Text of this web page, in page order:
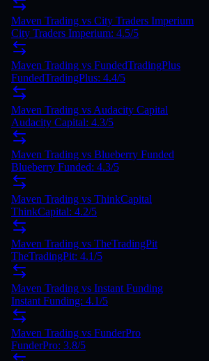
Maven Trading vs City Traders Imperium
City Traders Imperium: 4.5/5
Maven Trading vs FundedTradingPlus
FundedTradingPlus: 4.4/5
Maven Trading vs Audacity Capital
Audacity Capital: 4.3/5
Maven Trading vs Blueberry Funded
Blueberry Funded: 4.3/5
Maven Trading vs ThinkCapital
ThinkCapital: 4.2/5
Maven Trading vs TheTradingPit
TheTradingPit: 4.1/5
Maven Trading vs Instant Funding
Instant Funding: 4.1/5
Maven Trading vs FunderPro
FunderPro: 3.8/5